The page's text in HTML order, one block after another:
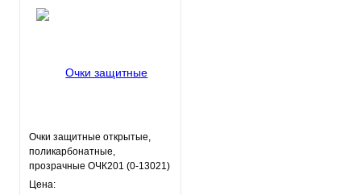
Очки защитные открытые,
поликарбонатные,
прозрачные ОЧК201 (0-13021)
Цена: